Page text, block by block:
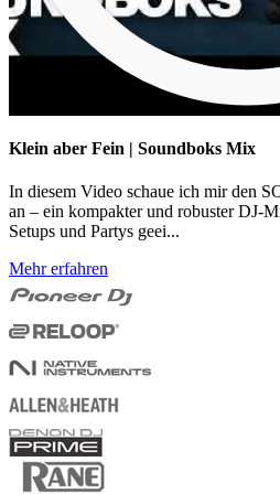
Klein aber Fein | Soundboks Mix
In diesem Video schaue ich mir den
an – ein kompakter und robuster DJ-
Setups und Partys geei...
Mehr erfahren